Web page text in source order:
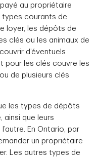
au propriétaire
types courants de
loyer, les dépôts de
clés ou les animaux de
d’éventuels
pour les clés couvre les
de plusieurs clés
les types de dépôts
ainsi que leurs
En Ontario, par
un propriétaire
Les autres types de